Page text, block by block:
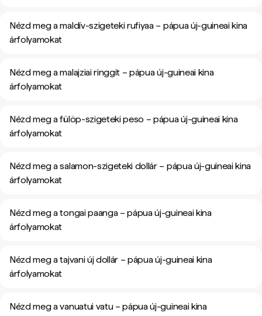
Nézd meg a maldív-szigeteki rufiyaa – pápua új-guineai kina
árfolyamokat
Nézd meg a malajziai ringgit – pápua új-guineai kina
árfolyamokat
Nézd meg a fülöp-szigeteki peso – pápua új-guineai kina
árfolyamokat
Nézd meg a salamon-szigeteki dollár – pápua új-guineai kina
árfolyamokat
Nézd meg a tongai paanga – pápua új-guineai kina
árfolyamokat
Nézd meg a tajvani új dollár – pápua új-guineai kina
árfolyamokat
Nézd meg a vanuatui vatu – pápua új-guineai kina